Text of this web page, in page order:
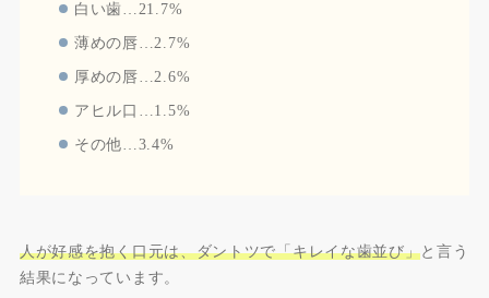
白い歯…21.7%
薄めの唇…2.7%
厚めの唇…2.6%
アヒル口…1.5%
その他…3.4%
人が好感を抱く口元は、ダントツで「キレイな歯並び」と言う
結果になっています。